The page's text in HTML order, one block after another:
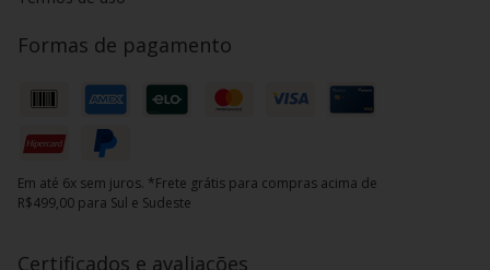
Formas de pagamento
Em até 6x sem juros. *Frete grátis para compras acima de
R$499,00 para Sul e Sudeste
Certificados e avaliações